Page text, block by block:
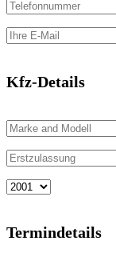
Kfz-Details
Termindetails